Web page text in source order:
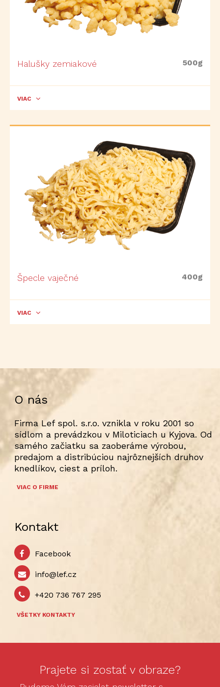
Halušky zemiakové 500g
VIAC
Špecle vaječné 400g
VIAC
O nás
Firma Lef spol. s.r.o. vznikla v roku 2001 so
sídlom a prevádzkou v Miloticiach u Kyjova. Od
samého začiatku sa zaoberáme výrobou,
predajom a distribúciou najrôznejších druhov
knedlíkov, ciest a príloh.
VIAC O FIRME
Kontakt
Facebook
info@lef.cz
+420 736 767 295
VŠETKY KONTAKTY
Prajete si zostať v obraze?